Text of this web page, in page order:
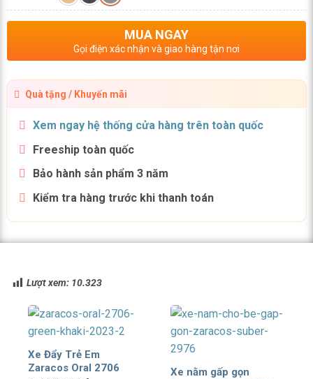
MUA NGAY
Gọi điện xác nhận và giao hàng tận nơi
Quà tặng / Khuyến mãi
Xem ngay hệ thống cửa hàng trên toàn quốc
Freeship toàn quốc
Bảo hành sản phẩm 3 năm
Kiểm tra hàng trước khi thanh toán
Lượt xem: 10.323
Xe Đẩy Trẻ Em
Zaracos Oral 2706
Xe nằm gấp gọn